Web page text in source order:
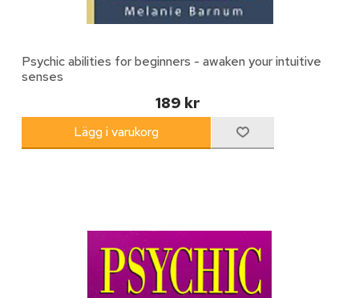
Psychic abilities for beginners - awaken your intuitive
senses
189 kr